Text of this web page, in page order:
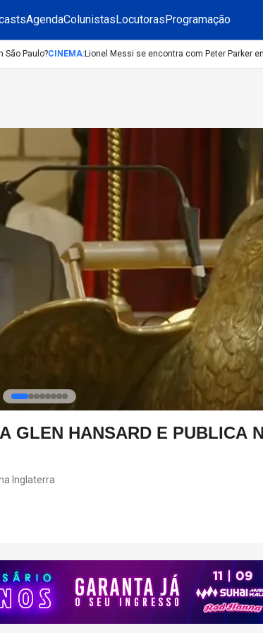
AgendaColunistasLocutorasProgramação
Paulo?CINEMA :Lionel Messi se encontra com Peter Parker em
GLEN HANSARD E PUBLICA
Inglaterra